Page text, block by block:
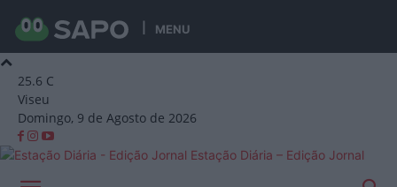
MENU
25.6 C
Viseu
Domingo, 9 de Agosto de 2026
Estação Diária – Edição Jornal